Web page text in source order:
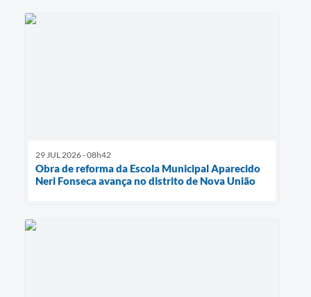
29 JUL 2026 - 08h42
Obra de reforma da Escola Municipal Aparecido
Neri Fonseca avança no distrito de Nova União